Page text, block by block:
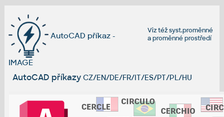
Viz téžsyst.proměnné
aproměnné prostředí
AutoCAD příkaz -
IMAGE
AutoCAD příkazy CZ/EN/DE/FR/IT/ES/PT/PL/HU